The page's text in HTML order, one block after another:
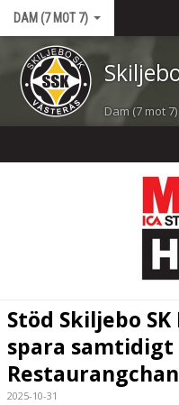
DAM (7 MOT 7)
Dam (7 mot 7)
BILDGALLERI
Stöd Skiljebo
spara samtidigt
2025-10-31